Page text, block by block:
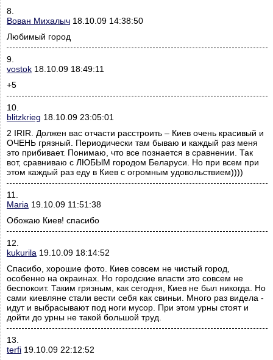
8.
Вован Михалыч 18.10.09 14:38:50
Любимый город
9.
vostok 18.10.09 18:49:11
+5
10.
blitzkrieg 18.10.09 23:05:01
2 IRIR. Должен вас отчасти расстроить – Киев очень красивый и
ОЧЕНЬ грязный. Периодически там бываю и каждый раз меня
это прибивает. Понимаю, что все познается в сравнении. Так
вот, сравниваю с ЛЮБЫМ городом Беларуси. Но при всем при
этом каждый раз еду в Киев с огромным удовольствием))))
11.
Maria 19.10.09 11:51:38
Обожаю Киев! спасибо
12.
kukurila 19.10.09 18:14:52
Спасибо, хорошие фото. Киев совсем не чистый город,
особенно на окраинах. Но городские власти это совсем не
беспокоит. Таким грязным, как сегодня, Киев не был никогда. Но
сами киевляне стали вести себя как свиньи. Много раз видела -
идут и выбрасывают под ноги мусор. При этом урны стоят и
дойти до урны не такой большой труд.
13.
terfi 19.10.09 22:12:52